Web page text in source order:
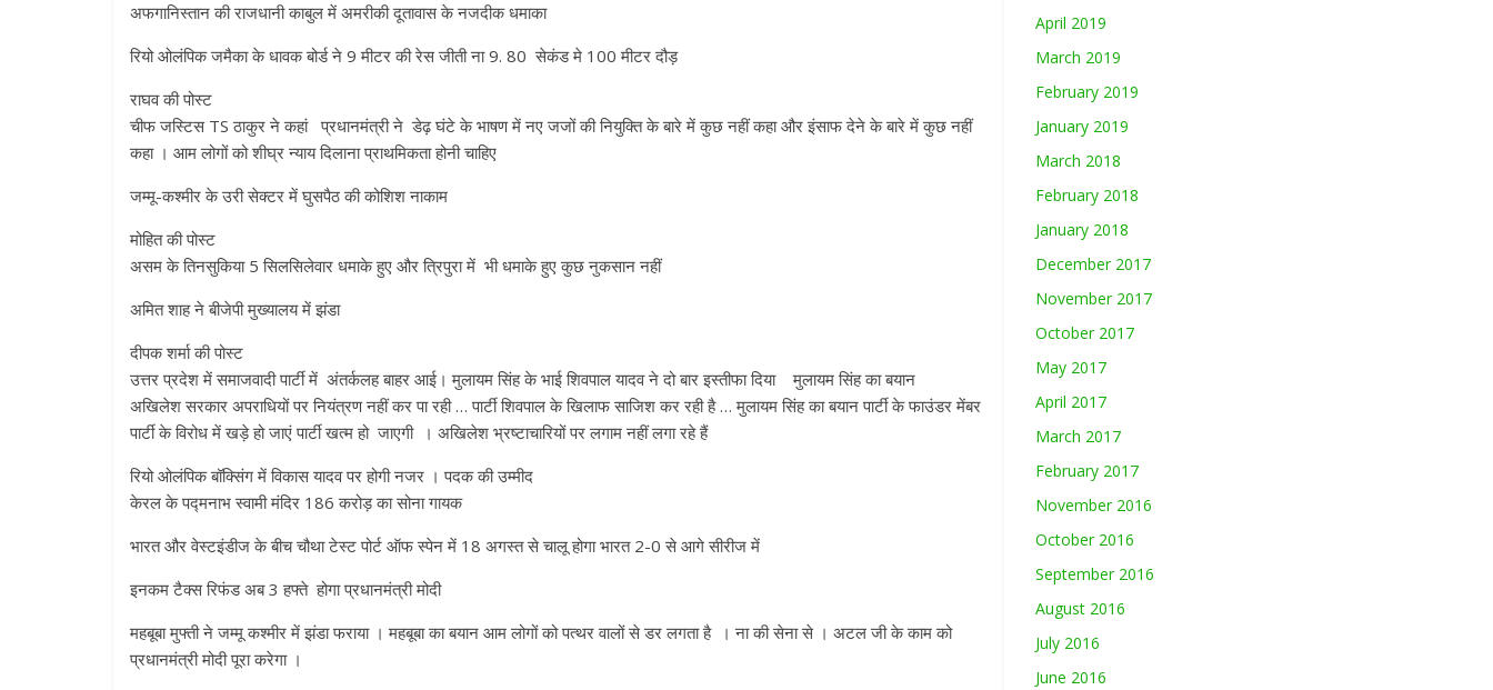
अफगानिस्तान की राजधानी काबुल में अमरीकी दूतावास के नजदीक धमाका
रियो ओलंपिक जमैका के धावक बोर्ड ने 9 मीटर की रेस जीती ना 9. 80 सेकंड मे 100 मीटर दौड़
राघव की पोस्ट
चीफ जस्टिस TS ठाकुर ने कहां प्रधानमंत्री ने डेढ़ घंटे के भाषण में नए जजों की नियुक्ति के बारे में कुछ नहीं कहा और इंसाफ देने के बारे में कुछ नहीं
कहा । आम लोगों को शीघ्र न्याय दिलाना प्राथमिकता होनी चाहिए
जम्मू-कश्मीर के उरी सेक्टर में घुसपैठ की कोशिश नाकाम
मोहित की पोस्ट
असम के तिनसुकिया 5 सिलसिलेवार धमाके हुए और त्रिपुरा में भी धमाके हुए कुछ नुकसान नहीं
अमित शाह ने बीजेपी मुख्यालय में झंडा
दीपक शर्मा की पोस्ट
उत्तर प्रदेश में समाजवादी पार्टी में अंतर्कलह बाहर आई। मुलायम सिंह के भाई शिवपाल यादव ने दो बार इस्तीफा दिया मुलायम सिंह का बयान
अखिलेश सरकार अपराधियों पर नियंत्रण नहीं कर पा रही … पार्टी शिवपाल के खिलाफ साजिश कर रही है … मुलायम सिंह का बयान पार्टी के फाउंडर मेंबर
पार्टी के विरोध में खड़े हो जाएं पार्टी खत्म हो जाएगी । अखिलेश भ्रष्टाचारियों पर लगाम नहीं लगा रहे हैं
रियो ओलंपिक बॉक्सिंग में विकास यादव पर होगी नजर । पदक की उम्मीद
केरल के पद्मनाभ स्वामी मंदिर 186 करोड़ का सोना गायक
भारत और वेस्टइंडीज के बीच चौथा टेस्ट पोर्ट ऑफ स्पेन में 18 अगस्त से चालू होगा भारत 2-0 से आगे सीरीज में
इनकम टैक्स रिफंड अब 3 हफ्ते होगा प्रधानमंत्री मोदी
महबूबा मुफ्ती ने जम्मू कश्मीर में झंडा फराया । महबूबा का बयान आम लोगों को पत्थर वालों से डर लगता है । ना की सेना से । अटल जी के काम को
प्रधानमंत्री मोदी पूरा करेगा ।
April 2019
March 2019
February 2019
January 2019
March 2018
February 2018
January 2018
December 2017
November 2017
October 2017
May 2017
April 2017
March 2017
February 2017
November 2016
October 2016
September 2016
August 2016
July 2016
June 2016